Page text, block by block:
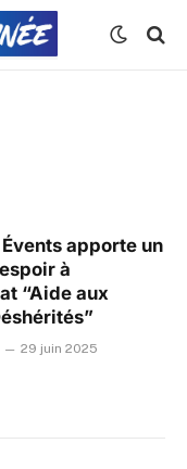
Évents apporte un
à
“Aide aux
29 juin 2025